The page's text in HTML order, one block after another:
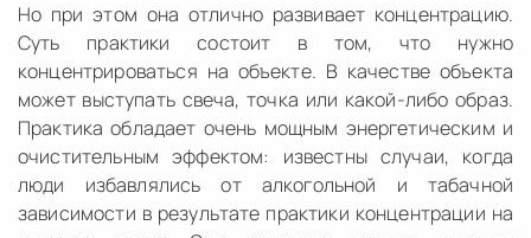
Но при этом она отлично развивает концентрацию.
Суть практики состоит в том, что нужно
концентрироваться на объекте. В качестве объекта
может выступать свеча, точка или какой-либо образ.
Практика обладает очень мощным энергетическим и
очистительным эффектом: известны случаи, когда
люди избавлялись от алкогольной и табачной
зависимости в результате практики концентрации на